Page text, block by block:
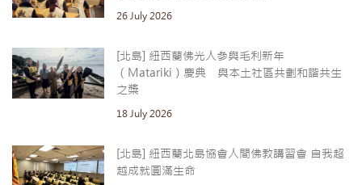
26 July 2026
[北島] 紐西蘭佛光人參與毛利新年
（Matariki）慶典 與本土社區共劃和諧共生
之槳
18 July 2026
[北島] 紐西蘭北島協會人間佛教講習會 自我超
越成就圓滿生命